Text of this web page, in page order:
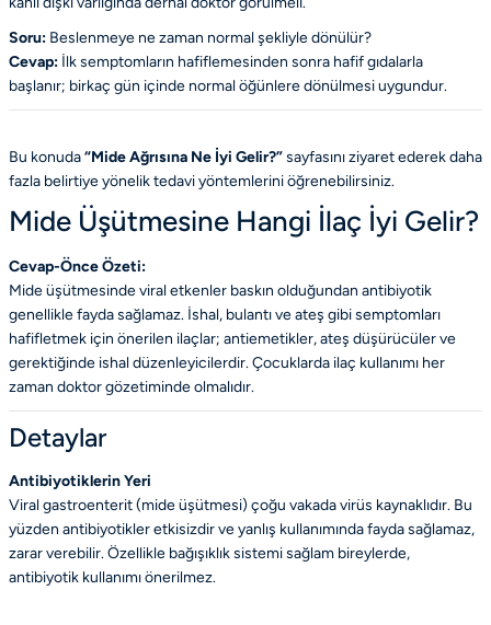
Soru: Beslenmeye ne zaman normal şekliyle dönülür?
Cevap: İlk semptomların hafiflemesinden sonra hafif gıdalarla
başlanır; birkaç gün içinde normal öğünlere dönülmesi uygundur.
Bu konuda“Mide Ağrısına Ne İyi Gelir?”sayfasını ziyaret ederek daha
fazla belirtiye yönelik tedavi yöntemlerini öğrenebilirsiniz.
Mide Üşütmesine Hangi İlaç İyi Gelir?
Cevap-Önce Özeti:
Mide üşütmesinde viral etkenler baskın olduğundan antibiyotik
genellikle fayda sağlamaz. İshal, bulantı ve ateş gibi semptomları
hafifletmek için önerilen ilaçlar; antiemetikler, ateş düşürücüler ve
gerektiğinde ishal düzenleyicilerdir. Çocuklarda ilaç kullanımı her
zaman doktor gözetiminde olmalıdır.
Detaylar
Antibiyotiklerin Yeri
Viral gastroenterit (mide üşütmesi) çoğu vakada virüs kaynaklıdır. Bu
yüzden antibiyotikler etkisizdir ve yanlış kullanımında fayda sağlamaz,
zarar verebilir. Özellikle bağışıklık sistemi sağlam bireylerde,
antibiyotik kullanımı önerilmez.